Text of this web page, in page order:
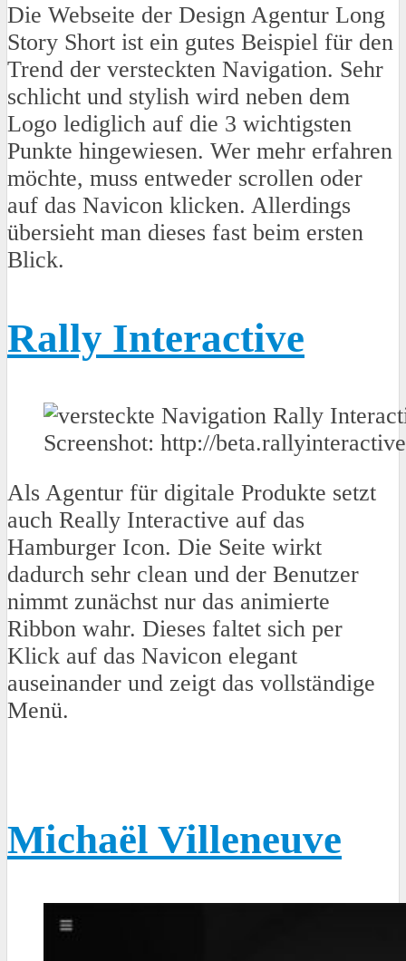
Die Webseite der Design Agentur Long
Story Short ist ein gutes Beispiel für den
Trend der versteckten Navigation. Sehr
schlicht und stylish wird neben dem
Logo lediglich auf die 3 wichtigsten
Punkte hingewiesen. Wer mehr erfahren
möchte, muss entweder scrollen oder
auf das Navicon klicken. Allerdings
übersieht man dieses fast beim ersten
Blick.
Rally Interactive
Screenshot: http://
Als Agentur für digitale Produkte setzt
auch Really Interactive auf das
Hamburger Icon. Die Seite wirkt
dadurch sehr clean und der Benutzer
nimmt zunächst nur das animierte
Ribbon wahr. Dieses faltet sich per
Klick auf das Navicon elegant
auseinander und zeigt das vollständige
Menü.
Michaël Villeneuve